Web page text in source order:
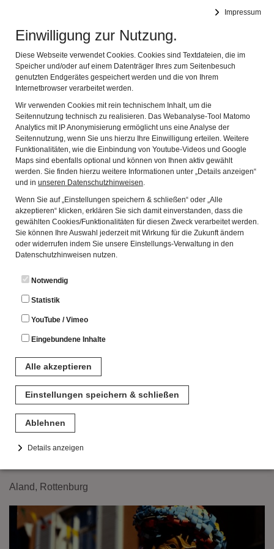
Impressum
Einwilligung zur Nutzung.
Diese Webseite verwendet Cookies. Cookies sind Textdateien, die im
Speicher und/oder auf einem Datenträger Ihres zum Seitenbesuch
genutzten Endgerätes gespeichert werden und die von Ihrem
Internetbrowser verarbeitet werden.
Wir verwenden Cookies mit rein technischem Inhalt, um die
Seitennutzung technisch zu realisieren. Das Webanalyse-Tool Matomo
Analytics mit IP Anonymisierung ermöglicht uns eine Analyse der
Seitennutzung, wenn Sie uns hierzu Ihre Einwilligung erteilen. Weitere
Funktionalitäten, wie die Einbindung von Youtube-Videos und Google
Maps sind ebenfalls optional und können von Ihnen aktiv gewählt
werden. Sie finden hierzu weitere Informationen unter „Details anzeigen“
und in unseren Datenschutzhinweisen.
Wenn Sie auf „Einstellungen speichern & schließen“ oder „Alle
akzeptieren“ klicken, erklären Sie sich damit einverstanden, dass die
gewählten Cookies/Funktionalitäten für diesen Zweck verarbeitet werden.
Sie können Ihre Auswahl jederzeit mit Wirkung für die Zukunft ändern
oder widerrufen indem Sie unsere Einstellungs-Verwaltung in den
Datenschutzhinweisen nutzen.
Notwendig
Statistik
YouTube / Vimeo
Eingebundene Inhalte
Alle akzeptieren
Einstellungen speichern & schließen
Ablehnen
Details anzeigen
Notwendig
Diese Cookies sind für den Betrieb der Seite unbedingt notwendig.
Lediglich eine anonyme Session-ID wird hinterlegt.
Statistik
Das Fotoarchiv von Adelheid Heine-Stillmark
Adelheid Heine-Stillmark, Jahrgang 1939, ist seit 1964 als
Bildjournalistin tätig. Neben Bildern unter anderem von
Fotografien zum Thema Brauchtum und Fastnacht. Anfang
2022 schenkte sie ihr Archiv von hochqualitätvollen
Hasselblad Farbdias (überwiegend Großformat) zum
Thema Fastnacht - Fasching - Karneval dem Deutschen
FastnachtMuseum Kitzingen.
aus der schwäbisch-alemannischen Fastnacht,
beispielsweise Elzach oder Rottweil. Sie stehen allen
Interessierten für Publikationen unentgeltlich zur Verfügung
und können im Fastnachtmuseum eingesehen werden.
Nur ein geringer Teil ist bislang digitalisiert. Bei allen
Verwendungen ist als Fotografin Adelheid Heine-Stillmark
anzugeben.
Aland, Rottenburg